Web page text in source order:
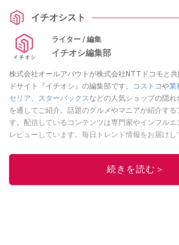
イチオシスト
ライター / 編集
イチオシ編集部
株式会社オールアバウトが株式会社NTTドコモと
ドサイト『イチオシ』の編集部です。
コストコや業
セリア、 スターバックスなどの人気ショップの隠
を通してご紹介。話題のグルメやマニアが紹介す
す。配信しているコンテンツは専門家やインフル
レビューしています。毎日トレンド情報をお届けし
このイチオシ
続きを読む＞